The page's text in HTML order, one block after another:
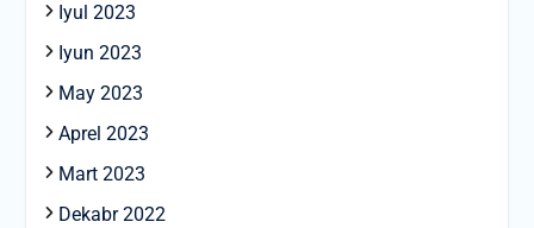
Iyul 2023
Iyun 2023
May 2023
Aprel 2023
Mart 2023
Dekabr 2022